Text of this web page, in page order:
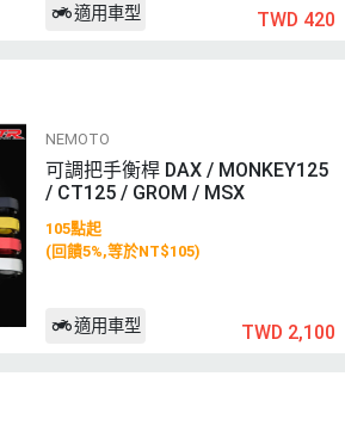
適用車型 TWD 420
NEMOTO
可調把手衡桿 DAX / MONKEY125
/ CT125 / GROM / MSX
105點起
(回饋5%,等於NT$105)
適用車型 TWD 2,100